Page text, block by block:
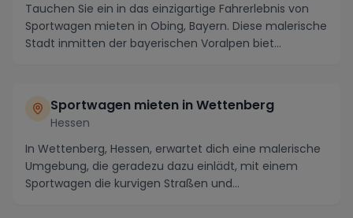
Tauchen Sie ein in das einzigartige Fahrerlebnis von
Sportwagen mieten in Obing, Bayern. Diese malerische
Stadt inmitten der bayerischen Voralpen biet...
Sportwagen mieten in Wettenberg
Hessen
In Wettenberg, Hessen, erwartet dich eine malerische
Umgebung, die geradezu dazu einlädt, mit einem
Sportwagen die kurvigen Straßen und